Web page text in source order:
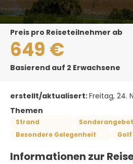
Preis pro Reiseteilnehmer ab
649 €
Basierend auf 2 Erwachsene
erstellt/aktualisert:Freitag, 24.
Themen
Strand
Besondere Gelegenheit
Informationen zur